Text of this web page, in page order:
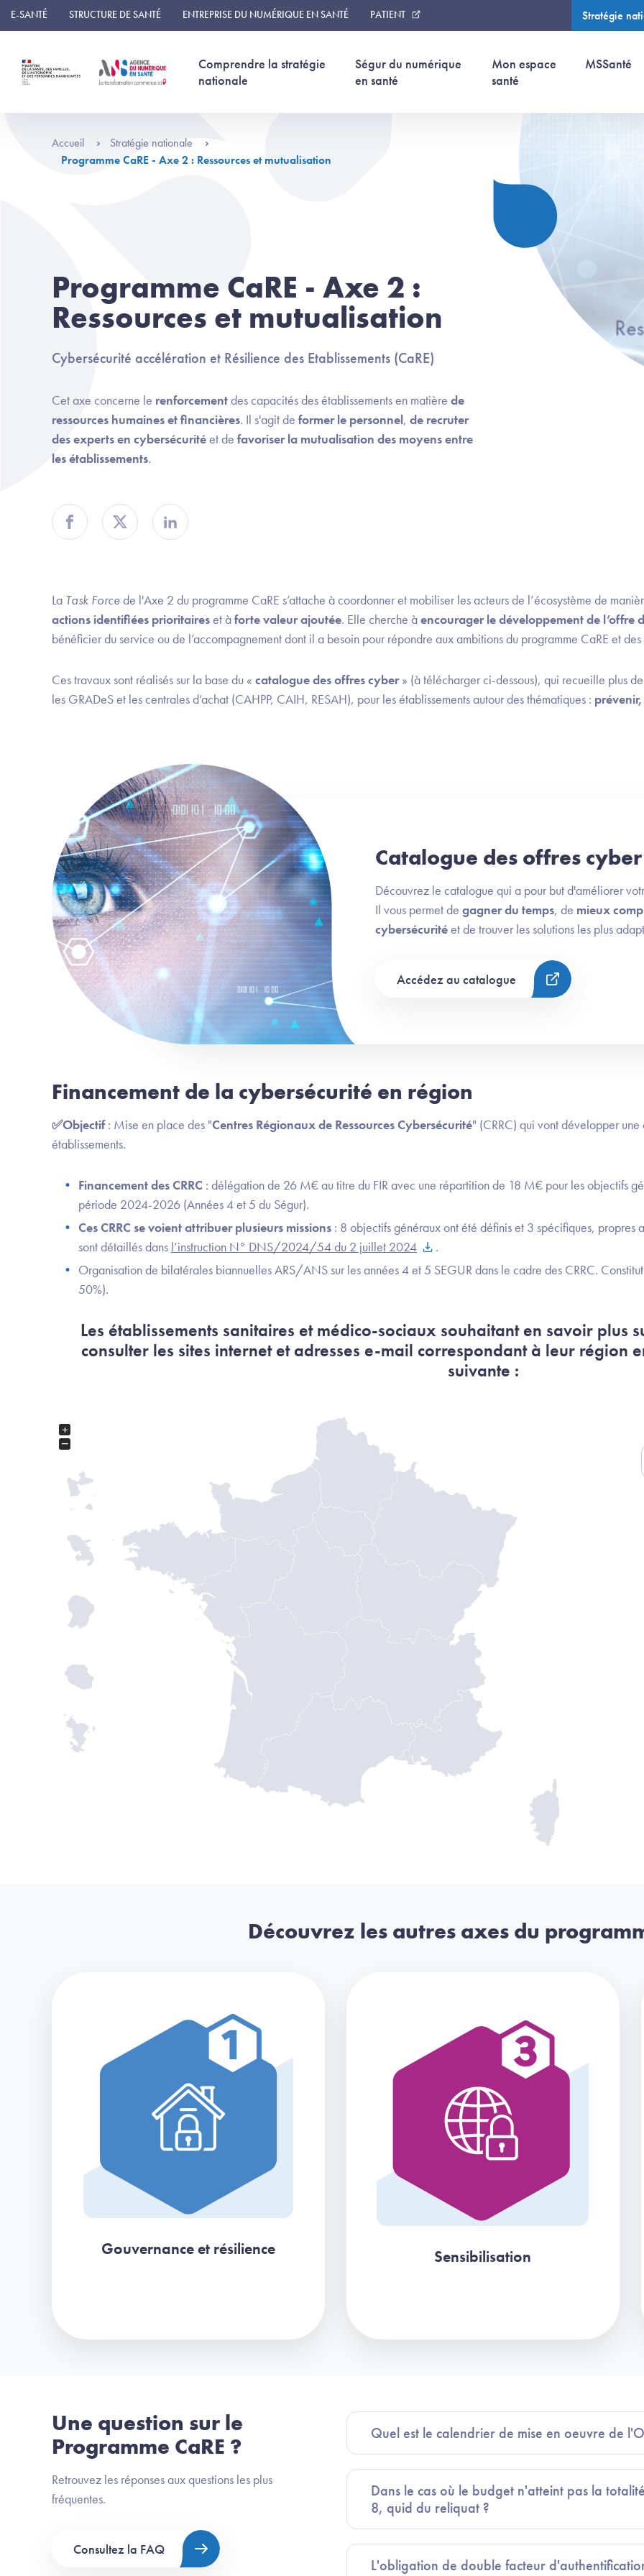
Panneau de gestion des cookies
E-SANTÉ STRUCTURE DE SANTÉ ENTREPRISE DU NUMÉRIQUE EN SANTÉ PATIENT Stratégie
Comprendre la stratégie
nationale
Ségur du numérique
en santé
Mon espace
santé
MSSanté
Accueil
Stratégie nationale
Programme CaRE - Axe 2 : Ressources et mutualisation
Programme CaRE - Axe 2 :
Ressources et mutualisation
Cybersécurité accélération et Résilience des Etablissements (CaRE)
Cet axe concerne le renforcementdes capacités des établissements en matière de
ressources humaines et financières. Il s'agit de former le personnel, de recruter
des experts en cybersécuritéet de favoriser la mutualisation des moyens entre
les établissements.
Partager sur Facebook
Partager sur TwitterPartager sur Linkedin
La Task Forcede l'Axe 2 du programme CaRE s’attache à coordonner et mobiliser les acteurs de l’écosystème de
actions identifiées prioritaireset àforte valeur ajoutée. Elle cherche àencourager le développement de l’offre
bénéficier du service ou de l’accompagnement dont il a besoin pour répondre aux ambitions du programme CaRE et
Ces travaux sont réalisés sur la base du « catalogue des offres cyber» (à télécharger ci-dessous), qui recueille plus
les GRADeS et les centrales d’achat (CAHPP, CAIH, RESAH), pour les établissements autour des thématiques :
Catalogue des offres cyber
Découvrez le catalogue qui a pour but d'améliorer
Il vous permet de gagner du temps, de mieux
cybersécuritéet de trouver les solutions les plus
Accédez au catalogue
Financement de la cybersécurité en région
✅Objectif: Mise en place des "Centres Régionaux de Ressources Cybersécurité" (CRRC) qui vont développer
établissements. ​
Financement des CRRC : délégation de 26 M€ au titre du FIR avec une répartition de 18 M€ pour les objectifs
période 2024-2026 (Années 4 et 5 du Ségur).
Ces CRRC se voient attribuer plusieurs missions : 8 objectifs généraux ont été définis et 3 spécifiques, propres
sont détaillés dans l’instruction N° DNS/2024/54 du 2 juillet 2024
.
Organisation de bilatérales biannuelles ARS/ANS sur les années 4 et 5 SEGUR dans le cadre des CRRC.
50%).
Les établissements sanitaires et médico-sociaux souhaitant en savoir plus
consulter les sites internet et adresses e-mail correspondant à leur région
suivante :
+
−
Découvrez les autres axes du
Gouvernance et résilience Sensibilisation
Une question sur le
Programme CaRE ?
Retrouvez les réponses aux questions les plus
fréquentes.
Consultez la FAQ
Quel est le calendrier de mise en oeuvre de
Dans le cas où le budget n'atteint pas la
8, quid du reliquat ?
L'obligation de double facteur